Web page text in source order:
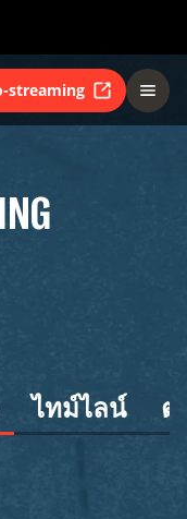
streaming
ไทม์ไลน์ ต